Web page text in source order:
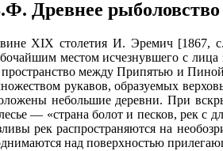
Древнее рыболовство
XIX столетия И. Эремич [1867, с.
местом исчезнувшего с
пространство между Припятью и
рукавов, образуемых
небольшие деревни. При
— «страна болот и песков, рек
рек распространяются на
над поверхностью